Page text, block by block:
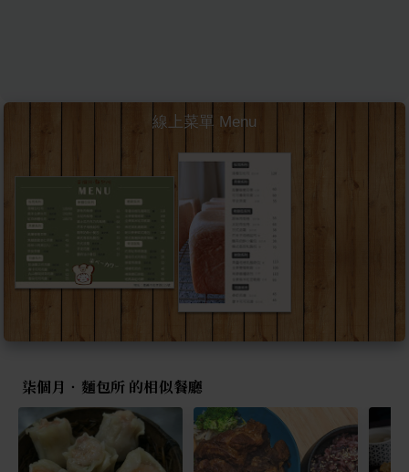
線上菜單 Menu
柒個月‧麵包所 的相似餐廳